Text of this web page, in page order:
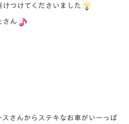
つけてくださいました
さん
さんからステキなお車がいーっぱ